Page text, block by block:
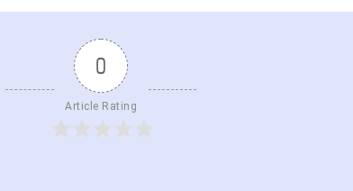
0
Article Rating